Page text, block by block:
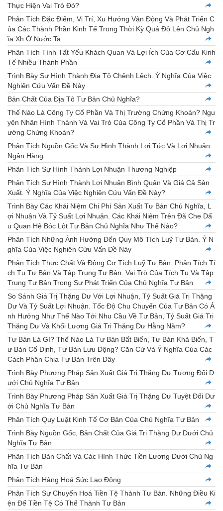
Thực Hiện Vai Trò Đó?
Phân Tích Đặc Điểm, Vị Trí, Xu Hướng Vận Động Và Phát Triển C
ủa Các Thành Phần Kinh Tế Trong Thời Kỳ Quá Độ Lên Chủ Ngh
ĩa Xh Ở Nước Ta
Phân Tích Tính Tất Yếu Khách Quan Và Lợi Ích Của Cơ Cấu Kinh
Tế Nhiều Thành Phần
Trình Bày Sự Hình Thành Địa Tô Chênh Lệch. Ý Nghĩa Của Việc
Nghiên Cứu Vấn Đề Này
Bản Chất Của Địa Tô Tư Bản Chủ Nghĩa?
Thế Nào Là Công Ty Cổ Phần Và Thị Trường Chứng Khoán? Ngu
yên Nhân Hình Thành Và Vai Trò Của Công Ty Cổ Phần Và Thị Tr
ường Chứng Khoán?
Phân Tích Nguồn Gốc Và Sự Hình Thành Lợi Tức Và Lợi Nhuận
Ngân Hàng
Phân Tích Sự Hình Thành Lợi Nhuận Thương Nghiệp
Phân Tích Sự Hình Thành Lợi Nhuận Bình Quân Và Giá Cả Sản
Xuất. Ý Nghĩa Của Việc Nghiên Cứu Vấn Đề Này?
Trình Bày Các Khái Niệm Chi Phí Sản Xuất Tư Bản Chủ Nghĩa, L
ợi Nhuận Và Tỷ Suất Lợi Nhuận. Các Khái Niệm Trên Đã Che Dấ
u Quan Hệ Bóc Lột Tư Bản Chủ Nghĩa Như Thế Nào?
Phân Tích Những Ảnh Hưởng Đến Quy Mô Tích Luỹ Tư Bản. Ý N
ghĩa Của Việc Nghiên Cứu Vấn Đề Này
Phân Tích Thực Chất Và Động Cơ Tích Luỹ Tư Bản. Phân Tích Tí
ch Tụ Tư Bản Và Tập Trung Tư Bản. Vai Trò Của Tích Tụ Và Tập
Trung Tư Bản Trong Sự Phát Triển Của Chủ Nghĩa Tư Bản
So Sánh Giá Trị Thặng Dư Với Lợi Nhuận, Tỷ Suất Giá Trị Thặng
Dư Và Tỷ Suất Lợi Nhuận. Tốc Độ Chu Chuyển Của Tư Bản Có Ả
nh Hưởng Như Thế Nào Tới Nhu Cầu Về Tư Bản, Tỷ Suất Giá Trị
Thặng Dư Và Khối Lượng Giá Trị Thặng Dư Hằng Năm?
Tư Bản Là Gì? Thế Nào Là Tư Bản Bất Biến, Tư Bản Khả Biến, T
ư Bản Cố Định, Tư Bản Lưu Động? Căn Cứ Và Ý Nghĩa Của Các
Cách Phân Chia Tư Bản Trên Đây
Trình Bày Phương Pháp Sản Xuất Giá Trị Thặng Dư Tương Đối D
ưới Chủ Nghĩa Tư Bản
Trình Bày Phương Pháp Sản Xuất Giá Trị Thặng Dư Tuyệt Đối Dư
ới Chủ Nghĩa Tư Bản
Phân Tích Quy Luật Kinh Tế Cơ Bản Của Chủ Nghĩa Tư Bản
Trình Bày Nguồn Gốc, Bản Chất Của Giá Trị Thặng Dư Dưới Chủ
Nghĩa Tư Bản
Phân Tích Bản Chất Và Các Hình Thức Tiền Lương Dưới Chủ Ng
hĩa Tư Bản
Phân Tích Hàng Hoá Sức Lao Động
Phân Tích Sự Chuyển Hoá Tiền Tệ Thành Tư Bản. Những Điều Ki
ện Để Tiền Tệ Có Thể Thành Tư Bản